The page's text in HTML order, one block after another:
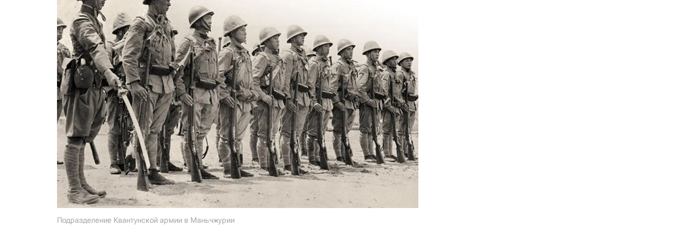
Подразделение Квантунской армии в Маньчжурии